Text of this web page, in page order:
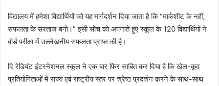
l
विद्यालय में हमेशा विद्यार्थियों को यह मार्गदर्शन दिया जाता है कि “मार्कशीट के नहीं,
सफलता के सरताज बनो।” इसी सोच को अपनाते हुए स्कूल के 120 विद्यार्थियों ने
बोर्ड परीक्षा में उल्लेखनीय सफलता प्राप्त की है।
दि रेडियंट इंटरनेशनल स्कूल ने एक बार फिर साबित कर दिया है कि खेल-कूद
प्रतियोगिताओं में राज्य एवं राष्ट्रीय स्तर पर श्रेष्ठ प्रदर्शन करने के साथ-साथ